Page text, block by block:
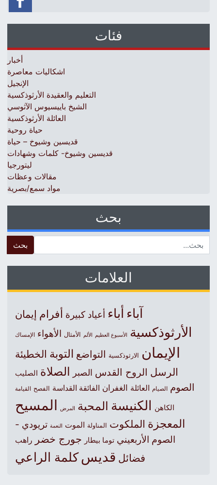
فئات
أخبار
اشكاليات معاصرة
الإنجيل
التعليم والعقيدة الأرثوذكسية
الشيخ باييسيوس الآثوسي
العائلة الأرثوذكسية
حياة روحية
قديسين وشيوخ – حياة
قديسين وشيوخ- كلمات وشهادات
ليتورجيا
مقالات وعظات
مواد سمع/بصرية
بحث
العلامات
آباءأباء أعياد كبيرة أفرام إيمان
الأرثوذكسية الأسبوع العظيم الألم الأمثال الأهواء الإمساك
الإيمان الارثوذكسية التواضع التوبة الخطيئة
الرسل الروح القدس الصبر الصلاة الصليب
الصوم الصيام العائلة الغفران الفائقة القداسة الفصح القيامة
الكاهن الكنيسةالمحبة المرض المسيح
المعجزة الملكوت المناولة الموت النعمة تريودي -
الصوم الأربعيني توما بيطار جورج خضر راهب
فضائل قديس كلمة الراعي